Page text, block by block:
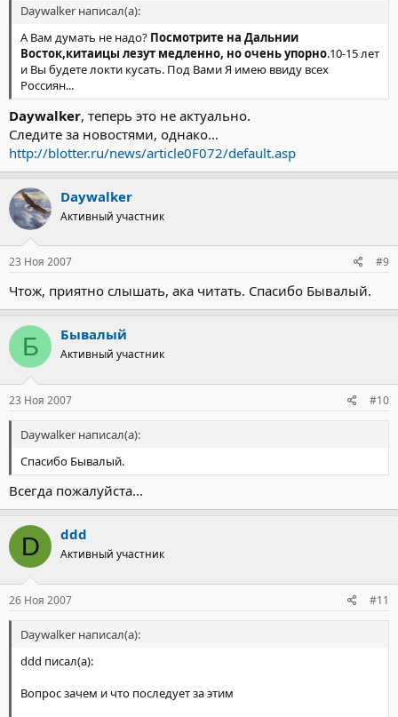
Daywalker написал(а):
А Вам думать не надо? Посмотрите на Дальнии
Восток,китаицы лезут медленно, но очень упорно.10-15 лет
и Вы будете локти кусать. Под Вами Я имею ввиду всех
Россиян...
Daywalker, теперь это не актуально.
Следите за новостями, однако...
http://blotter.ru/news/article0F072/default.asp
Daywalker
Активный участник
23 Ноя 2007 #9
Чтож, приятно слышать, ака читать. Спасибо Бывалый.
Б Бывалый
Активный участник
23 Ноя 2007 #10
Daywalker написал(а):
Спасибо Бывалый.
Всегда пожалуйста...
D ddd
Активный участник
26 Ноя 2007 #11
Daywalker написал(а):
ddd писал(а):
Вопрос зачем и что последует за этим